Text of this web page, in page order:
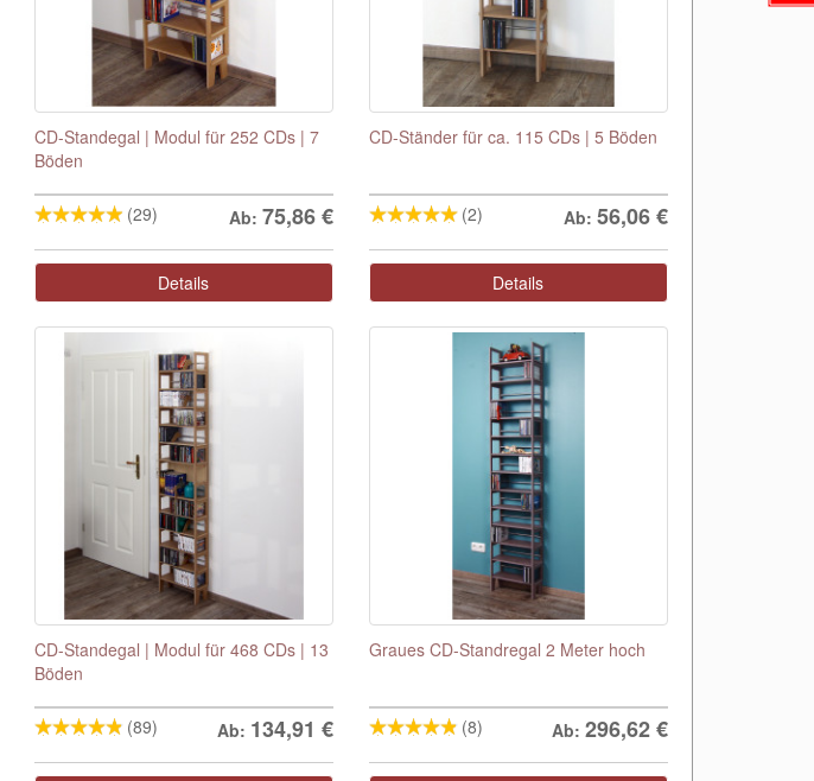
CD-Standegal | Modul für 252 CDs | 7
Böden
(29) Ab: 75,86€
Details
CD-Ständer für ca. 115 CDs | 5 Böden
(2) Ab: 56,06€
Details
CD-Standegal | Modul für 468 CDs | 13
Böden
(89) Ab: 134,91 €
Graues CD-Standregal 2 Meter hoch
(8) Ab: 296,62€